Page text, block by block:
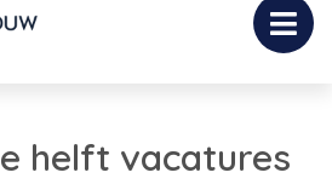
helft vacatures